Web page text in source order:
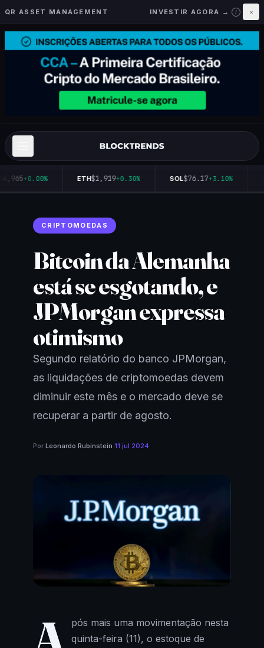
QR ASSET MANAGEMENT INVESTIR AGORA → i ×
+0.00% ETH$1,919+0.30% SOL$76.17+3.10%
CRIPTOMOEDAS
Bitcoin da Alemanha
está se esgotando, e
JPMorgan expressa
otimismo
Segundo relatório do banco JPMorgan,
as liquidações de criptomoedas devem
diminuir este mês e o mercado deve se
recuperar a partir de agosto.
Por Leonardo Rubinstein·11 jul 2024
pós mais uma movimentação nesta
quinta-feira (11), o estoque de